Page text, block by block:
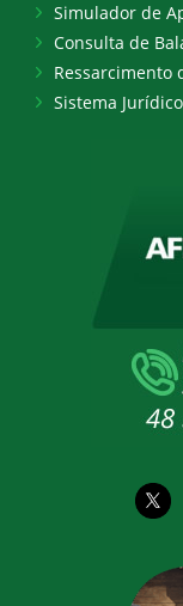
Simulador de
Consulta de
Ressarcimento
Sistema Jurídico